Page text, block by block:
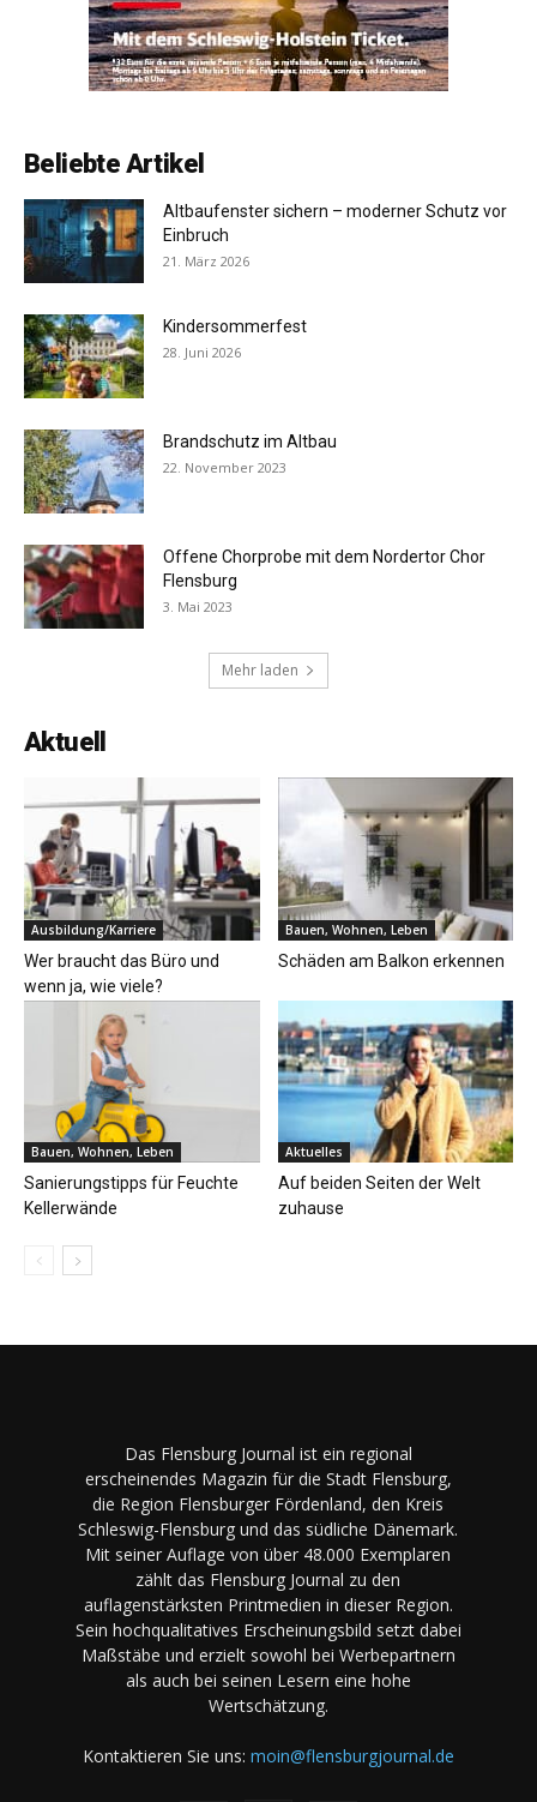
Beliebte Artikel
Altbaufenster sichern – moderner Schutz vor
Einbruch
21. März 2026
Kindersommerfest
28. Juni 2026
Brandschutz im Altbau
22. November 2023
Offene Chorprobe mit dem Nordertor Chor
Flensburg
3. Mai 2023
Mehr laden
Aktuell
Ausbildung/Karriere
Wer braucht das Büro und
wenn ja, wie viele?
Bauen, Wohnen, Leben
Schäden am Balkon erkennen
Bauen, Wohnen, Leben
Sanierungstipps für Feuchte
Kellerwände
Aktuelles
Auf beiden Seiten der Welt
zuhause
Das Flensburg Journal ist ein regional
erscheinendes Magazin für die Stadt Flensburg,
die Region Flensburger Fördenland, den Kreis
Schleswig-Flensburg und das südliche Dänemark.
Mit seiner Auflage von über 48.000 Exemplaren
zählt das Flensburg Journal zu den
auflagenstärksten Printmedien in dieser Region.
Sein hochqualitatives Erscheinungsbild setzt dabei
Maßstäbe und erzielt sowohl bei Werbepartnern
als auch bei seinen Lesern eine hohe
Wertschätzung.
Kontaktieren Sie uns: moin@flensburgjournal.de